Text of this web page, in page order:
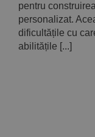
pentru
personalizat.
dificultățile cu
abilitățile [...]